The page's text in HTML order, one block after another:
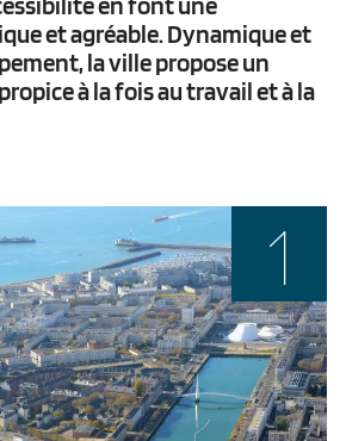
et agréable. Dynamique et
la ville propose un
à la fois au travail et à la
1